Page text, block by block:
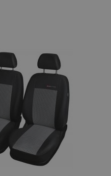
de
Deseos